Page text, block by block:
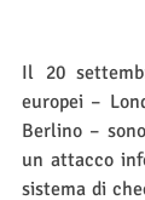
Il 20
europei –
Berlino –
un attacco
sistema di